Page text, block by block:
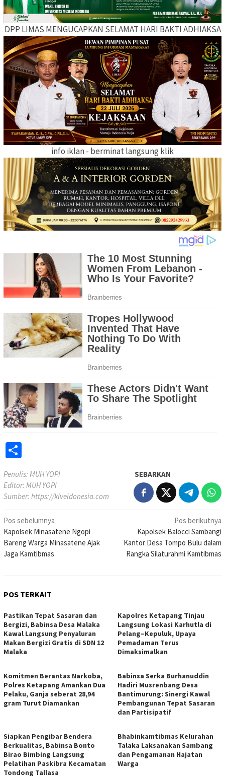
DPP LIMAS MENGUCAPKAN SELAMAT HARI BAKTI ADHIAKSA
info iklan - berminat langsung klik
Penulis: MUH YOPI
Editor: MUH YOPI
Sumber: https://klveidonesia.com
SEBARKAN
Navigasi
pos
Pos sebelumnya
Kapolsek Minasatene Ngopi
Bareng Warga Minasatene Ajak
Jaga Kamtibmas
Pos berikutnya
Kapolsek Balocci Sambangi
Kantor Desa Tompo Bulu dalam
Rangka Silaturahmi Kamtibmas
POS TERKAIT
Pastikan Tepat Sasaran dan
Bergizi, Babinsa Desa Malaka
Kawal Langsung Penyaluran
Makan Bergizi Gratis di SDN 12
Malaka
Kapolres Ketapang Tinjau
Langsung Lokasi Karhutla di
Pelang–Kepuluk, Upaya
Pemadaman Terus
Dimaksimalkan
Komitmen Berantas Narkoba,
Polres Ketapang Amankan Dua
Pelaku, Ganja seberat 28,94
gram Turut Diamankan
Babinsa Serka Burhanuddin
Hadiri Musrenbang Desa
Bantimurung: Sinergi Kawal
Pembangunan Tepat Sasaran
dan Partisipatif
Siapkan Pengibar Bendera
Berkualitas, Babinsa Bonto
Birao Bimbing Langsung
Pelatihan Paskibra Kecamatan
Tondong Tallasa
Bhabinkamtibmas Kelurahan
Talaka Laksanakan Sambang
dan Pengamanan Hajatan
Warga